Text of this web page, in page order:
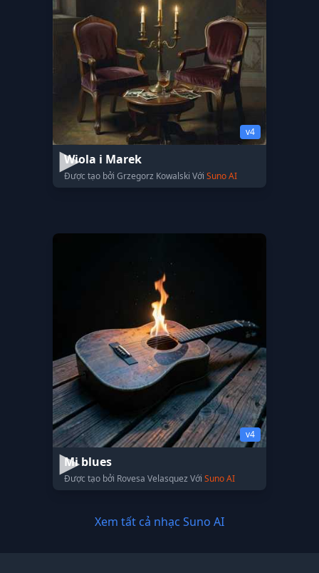
v4
Wiola i Marek
Được tạo bởi Grzegorz Kowalski Với Suno AI
v4
Mi blues
Được tạo bởi Rovesa Velasquez Với Suno AI
Xem tất cả nhạc Suno AI